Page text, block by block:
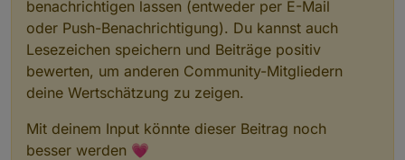
benachrichtigen lassen (entweder per E-Mail
oder Push-Benachrichtigung). Du kannst auch
Lesezeichen speichern und Beiträge positiv
bewerten, um anderen Community-Mitgliedern
deine Wertschätzung zu zeigen.
Mit deinem Input könnte dieser Beitrag noch
besser werden 💗